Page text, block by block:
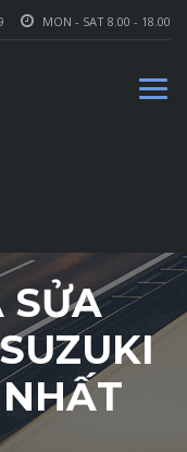
MON - SAT 8.00 - 18.00
SỬA